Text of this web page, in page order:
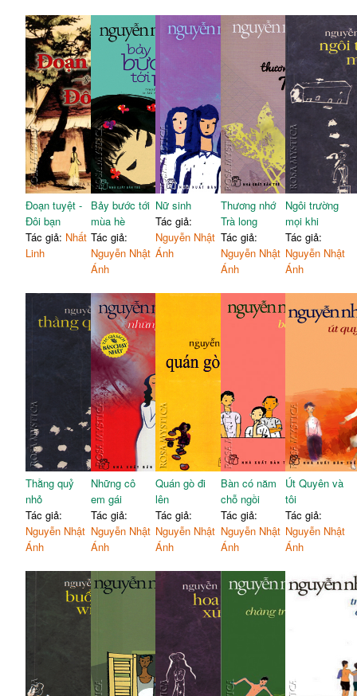
Đoạn tuyệt -
Đôi bạn
Tác giả: Nhất
Linh
Bảy bước tới
mùa hè
Tác giả:
Nguyễn Nhật
Ánh
Nữ sinh
Tác giả:
Nguyễn Nhật
Ánh
Thương nhớ
Trà long
Tác giả:
Nguyễn Nhật
Ánh
Ngôi trường
mọi khi
Tác giả:
Nguyễn Nhật
Ánh
Thằng quỷ
nhỏ
Tác giả:
Nguyễn Nhật
Ánh
Những cô
em gái
Tác giả:
Nguyễn Nhật
Ánh
Quán gò đi
lên
Tác giả:
Nguyễn Nhật
Ánh
Bàn có năm
chỗ ngồi
Tác giả:
Nguyễn Nhật
Ánh
Út Quyên và
tôi
Tác giả:
Nguyễn Nhật
Ánh